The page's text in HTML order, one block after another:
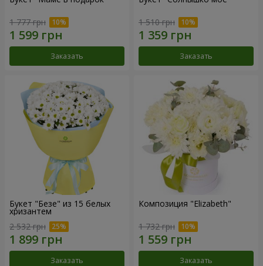
1 777 грн
Заказать
1 510 грн
Заказать
Букет "Безе" из 15 белых
хризантем
2 532 грн
Заказать
Композиция "Elizabeth"
1 732 грн
Заказать